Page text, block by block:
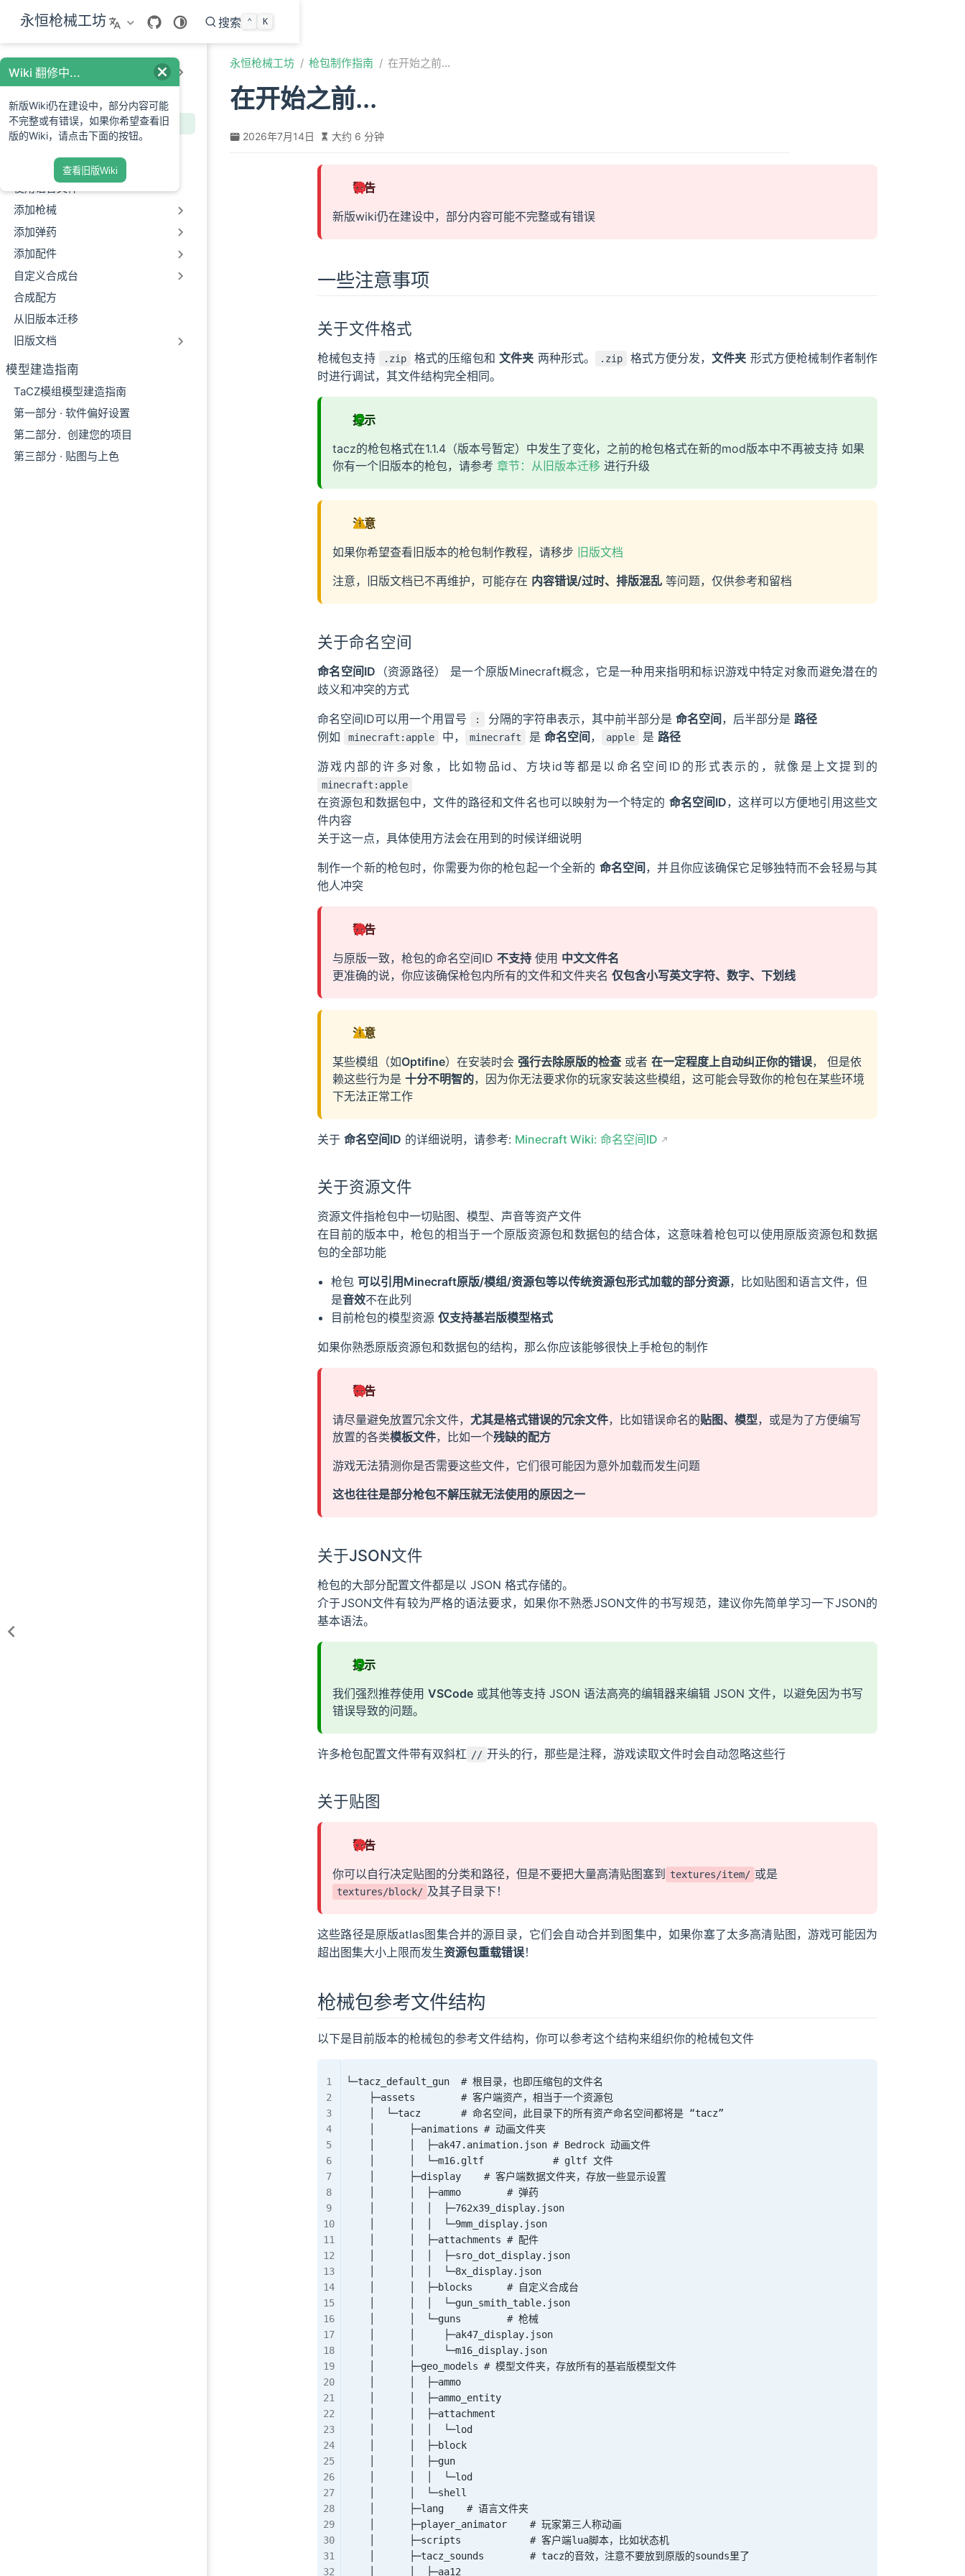
跳至主要內容
永恒枪械工坊 搜索 ⌃ K
模组使用文档
枪包制作指南
在开始之前...
创建第一个枪包
添加描述信息
使用语言文件
添加枪械
添加弹药
添加配件
自定义合成台
合成配方
从旧版本迁移
旧版文档
模型建造指南
TaCZ模组模型建造指南
第一部分 · 软件偏好设置
第二部分．创建您的项目
第三部分 · 贴图与上色
永恒枪械工坊 枪包制作指南 在开始之前...
在开始之前...
2026年7月14日 大约 6 分钟
警告
新版wiki仍在建设中，部分内容可能不完整或有错误
一些注意事项
关于文件格式
枪械包支持 .zip 格式的压缩包和 文件夹 两种形式。 .zip 格式方便分发，文件夹 形式方便枪械制作者制作
时进行调试，其文件结构完全相同。
提示
tacz的枪包格式在1.1.4（版本号暂定）中发生了变化，之前的枪包格式在新的mod版本中不再被支持 如果
你有一个旧版本的枪包，请参考 章节：从旧版本迁移 进行升级
注意
如果你希望查看旧版本的枪包制作教程，请移步 旧版文档
注意，旧版文档已不再维护，可能存在 内容错误/过时、排版混乱等问题，仅供参考和留档
关于命名空间
命名空间ID （资源路径） 是一个原版Minecraft概念，它是一种用来指明和标识游戏中特定对象而避免潜在的
歧义和冲突的方式
命名空间ID可以用一个用冒号 : 分隔的字符串表示，其中前半部分是 命名空间，后半部分是 路径
例如
minecraft:apple 中， minecraft 是 命名空间， apple 是 路径
游戏内部的许多对象，比如物品id、方块id等都是以命名空间ID的形式表示的，就像是上文提到的
minecraft:apple
在资源包和数据包中，文件的路径和文件名也可以映射为一个特定的 命名空间ID，这样可以方便地引用这些文
件内容
关于这一点，具体使用方法会在用到的时候详细说明
制作一个新的枪包时，你需要为你的枪包起一个全新的 命名空间，并且你应该确保它足够独特而不会轻易与其
他人冲突
警告
与原版一致，枪包的命名空间ID 不支持使用 中文文件名
更准确的说，你应该确保枪包内所有的文件和文件夹名 仅包含小写英文字符、数字、下划线
注意
某些模组（如Optifine）在安装时会 强行去除原版的检查或者 在一定程度上自动纠正你的错误， 但是依
赖这些行为是 十分不明智的，因为你无法要求你的玩家安装这些模组，这可能会导致你的枪包在某些环境
下无法正常工作
关于 命名空间ID 的详细说明，请参考: Minecraft Wiki: 命名空间ID
关于资源文件
资源文件指枪包中一切贴图、模型、声音等资产文件
在目前的版本中，枪包的相当于一个原版资源包和数据包的结合体，这意味着枪包可以使用原版资源包和数据
包的全部功能
枪包 可以引用Minecraft原版/模组/资源包等以传统资源包形式加载的部分资源，比如贴图和语言文件，但
是音效不在此列
目前枪包的模型资源仅支持基岩版模型格式
如果你熟悉原版资源包和数据包的结构，那么你应该能够很快上手枪包的制作
警告
请尽量避免放置冗余文件， 尤其是格式错误的冗余文件，比如错误命名的贴图、模型，或是为了方便编写
放置的各类模板文件，比如一个残缺的配方
游戏无法猜测你是否需要这些文件，它们很可能因为意外加载而发生问题
这也往往是部分枪包不解压就无法使用的原因之一
关于JSON文件
枪包的大部分配置文件都是以 JSON 格式存储的。
介于JSON文件有较为严格的语法要求，如果你不熟悉JSON文件的书写规范，建议你先简单学习一下JSON的
基本语法。
提示
我们强烈推荐使用 VSCode或其他等支持 JSON 语法高亮的编辑器来编辑 JSON 文件，以避免因为书写
错误导致的问题。
许多枪包配置文件带有双斜杠 // 开头的行，那些是注释，游戏读取文件时会自动忽略这些行
关于贴图
警告
你可以自行决定贴图的分类和路径，但是不要把大量高清贴图塞到 textures/item/ 或是
textures/block/ 及其子目录下！
这些路径是原版atlas图集合并的源目录，它们会自动合并到图集中，如果你塞了太多高清贴图，游戏可能因为
超出图集大小上限而发生资源包重载错误！
枪械包参考文件结构
以下是目前版本的枪械包的参考文件结构，你可以参考这个结构来组织你的枪械包文件
└─tacz_default_gun  # 根目录，也即压缩包的文件名
    ├─assets        # 客户端资产，相当于一个资源包
    │  └─tacz       # 命名空间，此目录下的所有资产命名空间都将是 “tacz”
    │      ├─animations # 动画文件夹
    │      │  ├─ak47.animation.json # Bedrock 动画文件
    │      │  └─m16.gltf            # gltf 文件
    │      ├─display    # 客户端数据文件夹，存放一些显示设置
    │      │  ├─ammo        # 弹药
    │      │  │  ├─762x39_display.json
    │      │  │  └─9mm_display.json
    │      │  ├─attachments # 配件
    │      │  │  ├─sro_dot_display.json
    │      │  │  └─8x_display.json
    │      │  ├─blocks      # 自定义合成台
    │      │  │  └─gun_smith_table.json
    │      │  └─guns        # 枪械
    │      │     ├─ak47_display.json
    │      │     └─m16_display.json
    │      ├─geo_models # 模型文件夹，存放所有的基岩版模型文件
    │      │  ├─ammo
    │      │  ├─ammo_entity
    │      │  ├─attachment
    │      │  │  └─lod
    │      │  ├─block
    │      │  ├─gun
    │      │  │  └─lod
    │      │  └─shell
    │      ├─lang    # 语言文件夹
    │      ├─player_animator    # 玩家第三人称动画
    │      ├─scripts            # 客户端lua脚本，比如状态机
    │      ├─tacz_sounds        # tacz的音效，注意不要放到原版的sounds里了
    │      │  ├─aa12
Wiki 翻修中...
新版Wiki仍在建设中，部分内容可能
不完整或有错误，如果你希望查看旧
版的Wiki，请点击下面的按钮。
查看旧版Wiki